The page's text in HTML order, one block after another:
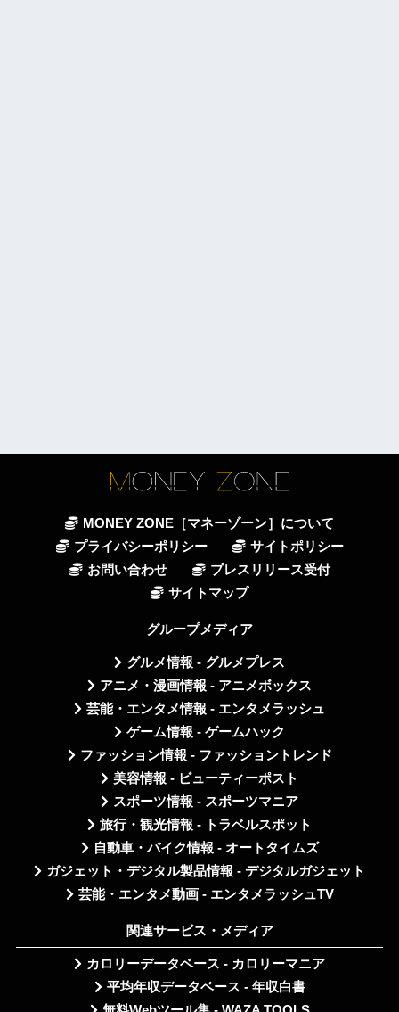
MONEY ZONE［マネーゾーン］について
プライバシーポリシー
サイトポリシー
お問い合わせ
プレスリリース受付
サイトマップ
グループメディア
グルメ情報 - グルメプレス
アニメ・漫画情報 - アニメボックス
芸能・エンタメ情報 - エンタメラッシュ
ゲーム情報 - ゲームハック
ファッション情報 - ファッショントレンド
美容情報 - ビューティーポスト
スポーツ情報 - スポーツマニア
旅行・観光情報 - トラベルスポット
自動車・バイク情報 - オートタイムズ
ガジェット・デジタル製品情報 - デジタルガジェット
芸能・エンタメ動画 - エンタメラッシュTV
関連サービス・メディア
カロリーデータベース - カロリーマニア
平均年収データベース - 年収白書